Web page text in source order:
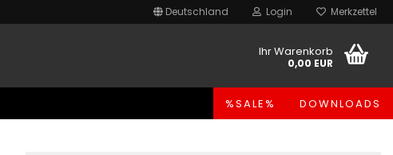
Deutschland Login Merkzettel
Ihr Warenkorb
0,00 EUR
%SALE% DOWNLOADS